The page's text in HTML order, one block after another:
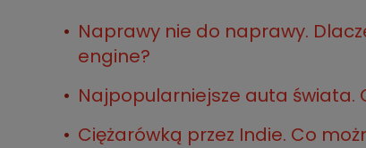
Naprawy nie do naprawy.
engine?
Najpopularniejsze auta świata.
Ciężarówką przez Indie. Co